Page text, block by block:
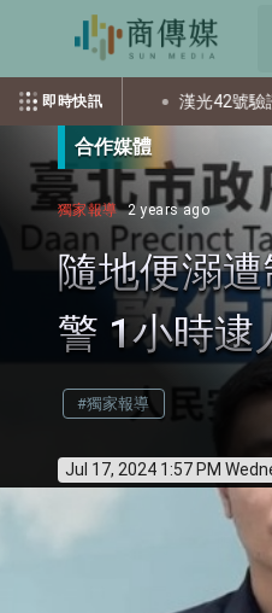
即時快訊
個資？ 漢光42號驗證後
合作媒體
獨家報導 2 years ago
隨地便溺
警 1小時逮
#獨家報導
Jul 17, 2024 1:57 PM